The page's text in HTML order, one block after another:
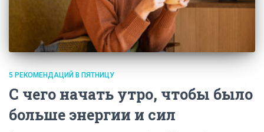
5 РЕКОМЕНДАЦИЙ В ПЯТНИЦУ
С чего начать утро, чтобы было
больше энергии и сил